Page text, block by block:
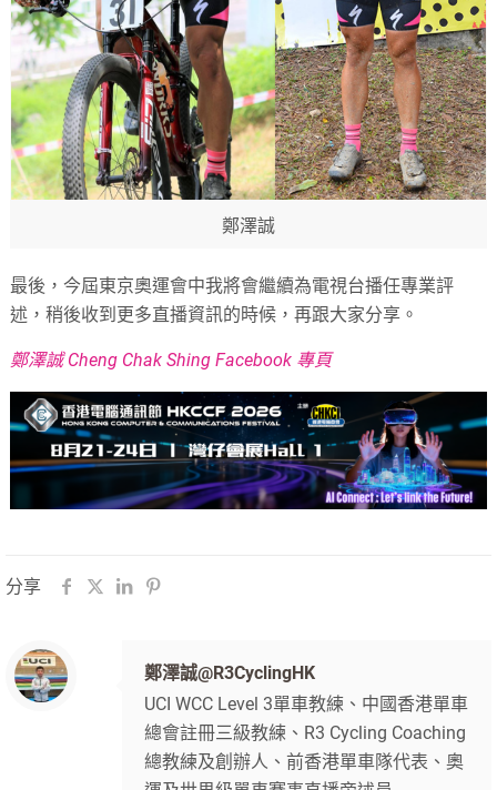
鄭澤誠
最後，今屆東京奧運會中我將會繼續為電視台播任專業評
述，稍後收到更多直播資訊的時候，再跟大家分享。
鄭澤誠 Cheng Chak Shing Facebook 專頁
分享
鄭澤誠@R3CyclingHK
UCI WCC Level 3單車教練、中國香港單車
總會註冊三級教練、R3 Cycling Coaching
總教練及創辦人、前香港單車隊代表、奧